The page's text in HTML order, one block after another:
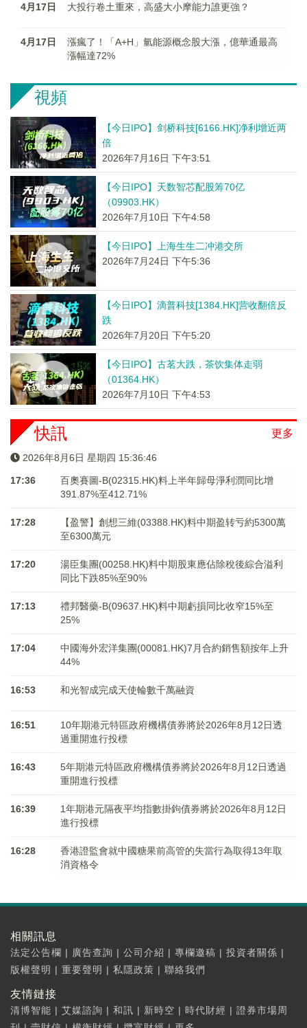
4月17日 大投行卷土重來，高盛大小摩能力誰更強？
4月17日
漲瘋了！「A+H」氫能源概念股大漲，億華通最高
漲幅達72%
視頻
【今日IPO】剑桥科技[6166.HK]净利增近两
倍
2026年7月16日 下午3:51
【今日IPO】天数智芯配股筹70亿
（09903.HK）
2026年7月10日 下午4:58
【今日IPO】上海生生二冲港交所
2026年7月24日 下午5:36
【今日IPO】滴普科技[1384.HK]营收翻倍反
跌
2026年7月20日 下午5:20
【今日IPO】古茗大跌，茶饮集体走弱
（01364.HK）
2026年7月10日 下午4:53
更多
快訊
2026年8月6日 星期四 15:36:46
17:36
百奧賽圖-B(02315.HK)料上半年歸母淨利潤同比增
391.87%至412.71%
17:28
【盈警】創想三維(03388.HK)料中期盈转亏約5300萬
至6300萬元
17:20
湯臣集團(00258.HK)料中期股東應佔除稅後綜合溢利
同比下跌85%至90%
17:13
禮邦醫藥-B(09637.HK)料中期虧損同比收窄15%至
25%
17:04
中國海外宏洋集團(00081.HK)7月合約銷售額按年上升
44%
16:53 和光智成完成天使輪數千萬融資
16:51
10年期港元特區政府機構債券將於2026年8月12日透
過重開進行投標
16:43
5年期港元特區政府機構債券將於2026年8月12日透過
重開進行投標
16:39
1年期港元隔夜平均指數掛鉤債券將於2026年8月12日
進行投標
16:28
香港證監會就中國糖果前高管的失當行為取得13年取
消資格令
相關訊息
法定公告欄 | 廣告查詢 | 公司介紹 | 專欄邀稿 | 投資者關係 |
版權聲明 | 重要聲明 | 私隱政策 | 聯絡我們
友情鏈接
清博智能 | 艾媒諮詢 | 和訊 | 新時空 | 時代財經 | 證券市場周